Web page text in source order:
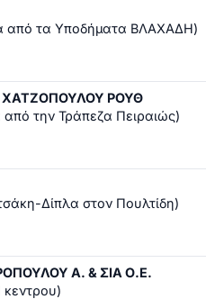
από τα Υποδήματα ΒΛΑΧΑΔΗ)
ΧΑΤΖΟΠΟΥΛΟΥ ΡΟΥΘ
την Τράπεζα Πειραιώς)
Δίπλα στον Πουλτίδη)
Α. & ΣΙΑ Ο.Ε.